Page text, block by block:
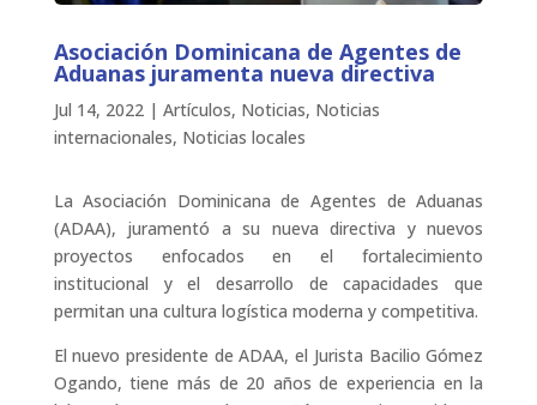
Asociación Dominicana de Agentes de
Aduanas juramenta nueva directiva
Jul 14, 2022| Artículos, Noticias, Noticias
internacionales, Noticias locales
La Asociación Dominicana de Agentes de Aduanas
(ADAA), juramentó a su nueva directiva y nuevos
proyectos enfocados en el fortalecimiento
institucional y el desarrollo de capacidades que
permitan una cultura logística moderna y competitiva.
El nuevo presidente de ADAA, el Jurista Bacilio Gómez
Ogando, tiene más de 20 años de experiencia en la